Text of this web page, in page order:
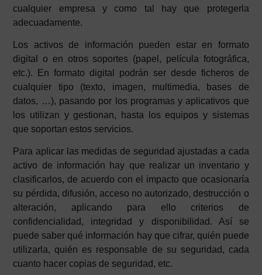
cualquier empresa y como tal hay que protegerla
adecuadamente.
Los activos de información pueden estar en formato
digital o en otros soportes (papel, película fotográfica,
etc.). En formato digital podrán ser desde ficheros de
cualquier tipo (texto, imagen, multimedia, bases de
datos, …), pasando por los programas y aplicativos que
los utilizan y gestionan, hasta los equipos y sistemas
que soportan estos servicios.
Para aplicar las medidas de seguridad ajustadas a cada
activo de información hay que realizar un inventario y
clasificarlos, de acuerdo con el impacto que ocasionaría
su pérdida, difusión, acceso no autorizado, destrucción o
alteración, aplicando para ello criterios de
confidencialidad, integridad y disponibilidad. Así se
puede saber qué información hay que cifrar, quién puede
utilizarla, quién es responsable de su seguridad, cada
cuanto hacer copias de seguridad, etc.